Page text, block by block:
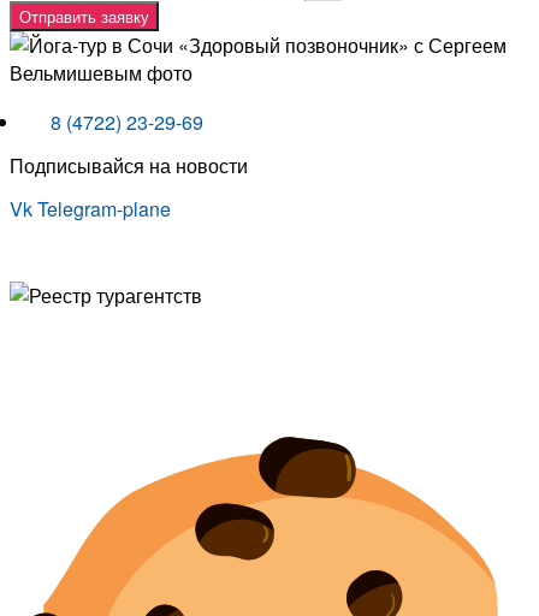
Отправить заявку
8 (4722) 23-29-69
Подписывайся на новости
VkTelegram-plane